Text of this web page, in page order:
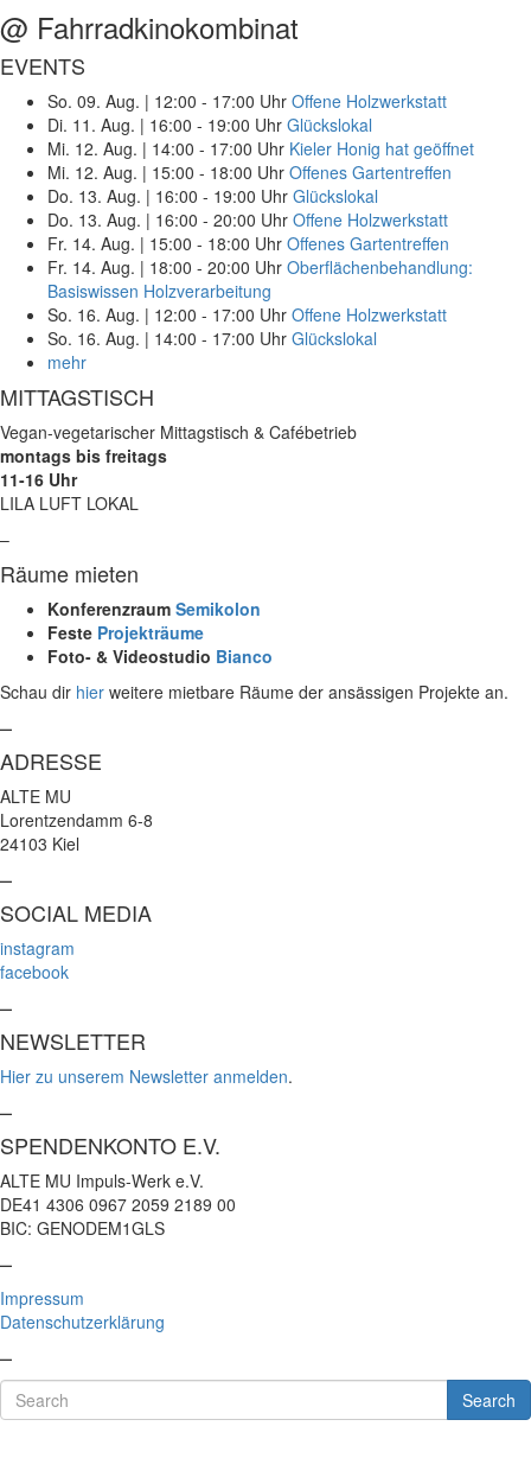
@ Fahrradkinokombinat
EVENTS
So. 09. Aug. | 12:00 - 17:00 Uhr Offene Holzwerkstatt
Di. 11. Aug. | 16:00 - 19:00 Uhr Glückslokal
Mi. 12. Aug. | 14:00 - 17:00 Uhr Kieler Honig hat geöffnet
Mi. 12. Aug. | 15:00 - 18:00 Uhr Offenes Gartentreffen
Do. 13. Aug. | 16:00 - 19:00 Uhr Glückslokal
Do. 13. Aug. | 16:00 - 20:00 Uhr Offene Holzwerkstatt
Fr. 14. Aug. | 15:00 - 18:00 Uhr Offenes Gartentreffen
Fr. 14. Aug. | 18:00 - 20:00 Uhr Oberflächenbehandlung:
Basiswissen Holzverarbeitung
So. 16. Aug. | 12:00 - 17:00 Uhr Offene Holzwerkstatt
So. 16. Aug. | 14:00 - 17:00 Uhr Glückslokal
mehr
MITTAGSTISCH
Vegan-vegetarischer Mittagstisch & Cafébetrieb
montags bis freitags
11-16 Uhr
LILA LUFT LOKAL
–
Räume mieten
Konferenzraum Semikolon
Feste Projekträume
Foto- & Videostudio Bianco
Schau dir hier weitere mietbare Räume der ansässigen Projekte an.
–
ADRESSE
ALTE MU
Lorentzendamm 6-8
24103 Kiel
–
SOCIAL MEDIA
instagram
facebook
–
NEWSLETTER
Hier zu unserem Newsletter anmelden.
–
SPENDENKONTO E.V.
ALTE MU Impuls-Werk e.V.
DE41 4306 0967 2059 2189 00
BIC: GENODEM1GLS
–
Impressum
Datenschutzerklärung
–
Search